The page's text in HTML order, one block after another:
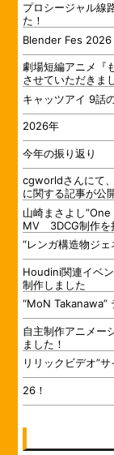
プロシージャル線
た！
Blender Fes 2026
劇場短編アニメ『
させていただきま
キャッツアイ 9話
2026年
今年の振り返り
cgworldさんにて
に関する記事が公
山崎まさよし
MV 3DCG制作を
“レンガ構造物ジ
Houdini関連イベ
制作しました
“MoN Takanawa”
自主制作アニメー
ました！
リリックビデオ”
26！